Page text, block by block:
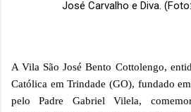
José Carvalho e Diva.
A Vila São José Bento Cottolengo,
Católica em Trindade (GO), fundado
pelo Padre Gabriel Vilela,